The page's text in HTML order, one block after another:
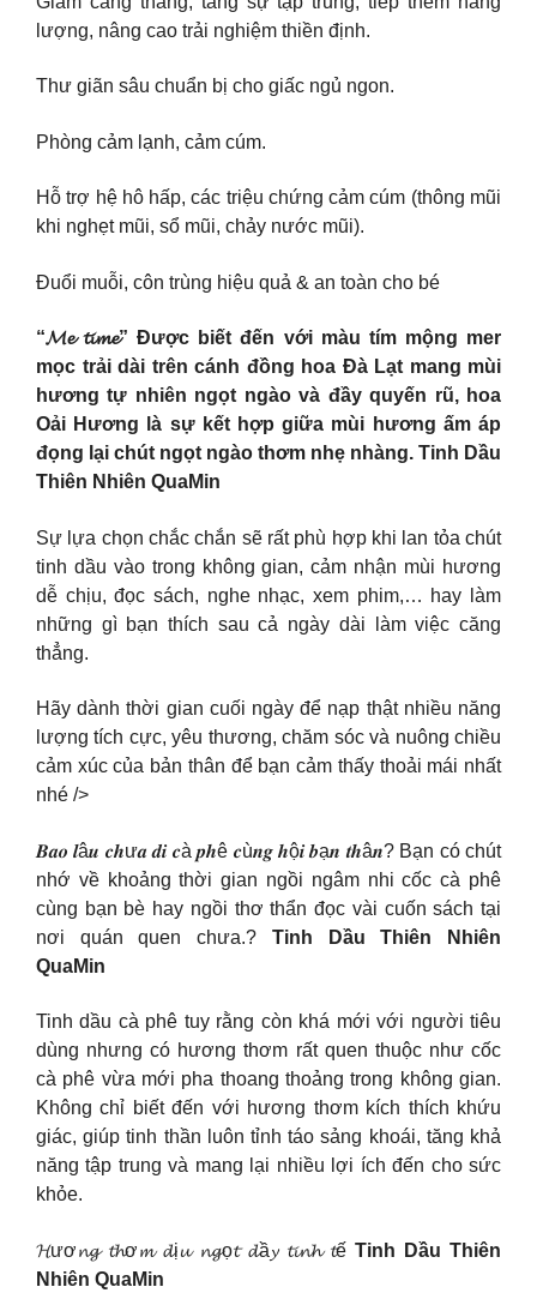
lượng, nâng cao trải nghiệm thiền định.
Thư giãn sâu chuẩn bị cho giấc ngủ ngon.
Phòng cảm lạnh, cảm cúm.
Hỗ trợ hệ hô hấp, các triệu chứng cảm cúm (thông mũi
khi nghẹt mũi, sổ mũi, chảy nước mũi).
Đuổi muỗi, côn trùng hiệu quả & an toàn cho bé
“𝓜𝓮 𝓽𝓲𝓶𝓮” Được biết đến với màu tím mộng mer
mọc trải dài trên cánh đồng hoa Đà Lạt mang mùi
hương tự nhiên ngọt ngào và đầy quyến rũ, hoa
Oải Hương là sự kết hợp giữa mùi hương ấm áp
đọng lại chút ngọt ngào thơm nhẹ nhàng. Tinh Dầu
Thiên Nhiên QuaMin
Sự lựa chọn chắc chắn sẽ rất phù hợp khi lan tỏa chút
tinh dầu vào trong không gian, cảm nhận mùi hương
dễ chịu, đọc sách, nghe nhạc, xem phim,… hay làm
những gì bạn thích sau cả ngày dài làm việc căng
thẳng.
Hãy dành thời gian cuối ngày để nạp thật nhiều năng
lượng tích cực, yêu thương, chăm sóc và nuông chiều
cảm xúc của bản thân để bạn cảm thấy thoải mái nhất
nhé />
𝑩𝒂𝒐 𝒍â𝒖 𝒄𝒉ư𝒂 𝒅𝒊 𝒄à 𝒑𝒉ê 𝒄ù𝒏𝒈 𝒉ộ𝒊 𝒃ạ𝒏 𝒕𝒉â𝒏? Bạn có chút
nhớ về khoảng thời gian ngồi ngâm nhi cốc cà phê
cùng bạn bè hay ngồi thơ thẩn đọc vài cuốn sách tại
nơi quán quen chưa.? Tinh Dầu Thiên Nhiên
QuaMin
Tinh dầu cà phê tuy rằng còn khá mới với người tiêu
dùng nhưng có hương thơm rất quen thuộc như cốc
cà phê vừa mới pha thoang thoảng trong không gian.
Không chỉ biết đến với hương thơm kích thích khứu
giác, giúp tinh thần luôn tỉnh táo sảng khoái, tăng khả
năng tập trung và mang lại nhiều lợi ích đến cho sức
khỏe.
𝓗ươ𝓷𝓰 𝓽𝓱ơ𝓶 𝓭ị𝓾 𝓷𝓰ọ𝓽 𝓭ầ𝔂 𝓽𝓲𝓷𝓱 𝓽ế Tinh Dầu Thiên
Nhiên QuaMin